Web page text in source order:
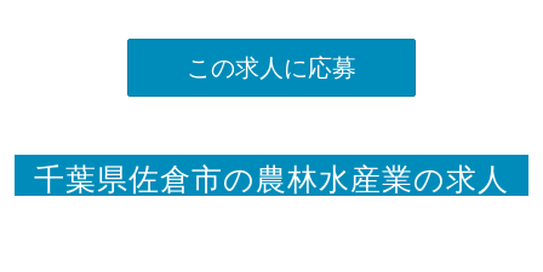
この求人に応募
千葉県佐倉市の農林水産業の求人